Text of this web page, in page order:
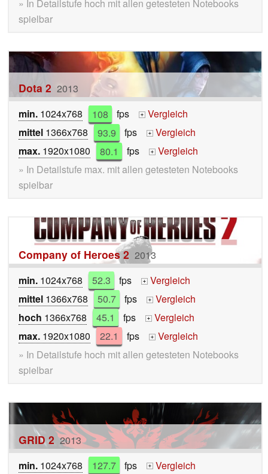
» In Detailstufe hoch mit allen getesteten Notebooks
spielbar
Dota 2 2013
min. 1024x768 108 fps +
Vergleich
mittel 1366x768 93.9 fps +
Vergleich
max. 1920x1080 80.1 fps +
Vergleich
» In Detailstufe max. mit allen getesteten Notebooks
spielbar
Company of Heroes 2 2013
min. 1024x768 52.3 fps +
Vergleich
mittel 1366x768 50.7 fps +
Vergleich
hoch 1366x768 45.1 fps +
Vergleich
max. 1920x1080 22.1 fps +
Vergleich
» In Detailstufe hoch mit allen getesteten Notebooks
spielbar
GRID 2 2013
min. 1024x768 127.7 fps +
Vergleich